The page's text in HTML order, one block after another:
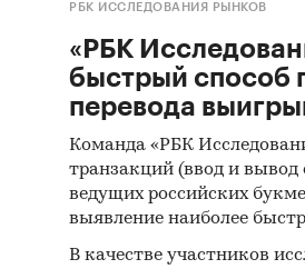
РБК ИССЛЕДОВАНИЯ РЫНКОВ
«РБК
быстрый способ
перевода
Команда «РБК
транзакций (ввод и вывод
ведущих российских
выявление наиболее
В качестве участников